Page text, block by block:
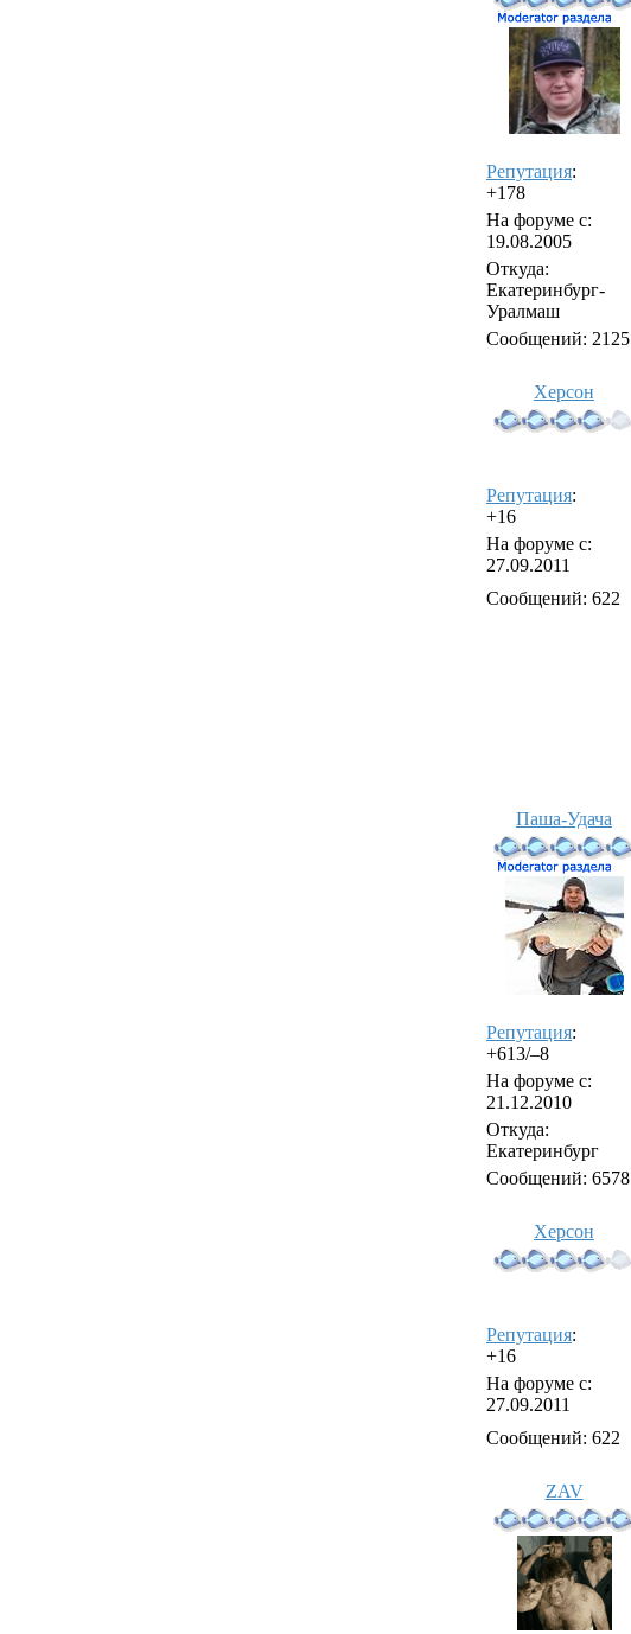
Репутация:
+178
На форуме с:
19.08.2005
Откуда:
Екатеринбург-
Уралмаш
Сообщений: 2125
Херсон
Репутация:
+16
На форуме с:
27.09.2011
Сообщений: 622
Паша-Удача
Репутация:
+613/–8
На форуме с:
21.12.2010
Откуда:
Екатеринбург
Сообщений: 6578
Херсон
Репутация:
+16
На форуме с:
27.09.2011
Сообщений: 622
ZAV